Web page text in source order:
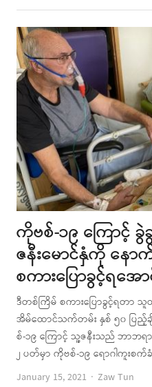
ကိုဗစ်-၁၉ ကြောင့်
ဇနီးမောင်နှံကို န
စကားပြောခွင့်ရအ
ဒီတစ်ကြိမ် စကားပြောခွင့်ရတာ
အိမ်ထောင်သက်တမ်း နှစ် ၅၀ ပြည့်
စ်-၁၉ ကြောင့် သူ့ဇနီးသည် ဘာ
၂ ပတ်မှာ ကိုဗစ်-၁၉ ရောဂါကူးစ
January 15, 2021
Author
Zaw Tun